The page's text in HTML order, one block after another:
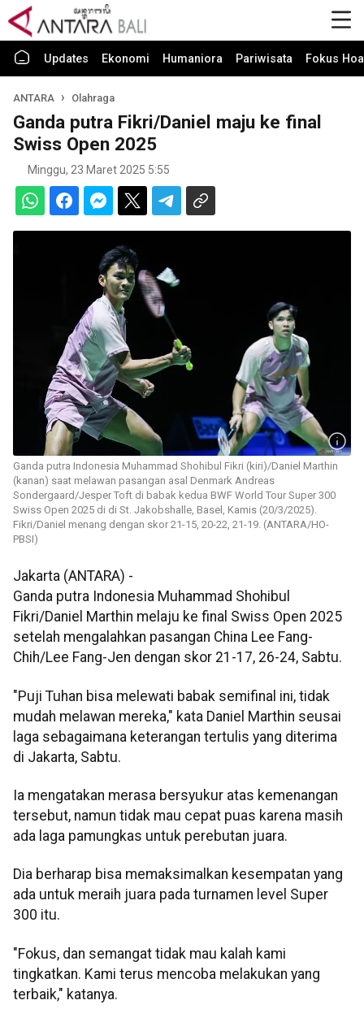
Updates Ekonomi Humaniora Pariwisata Fokus
ANTARA Olahraga
Ganda putra Fikri/Daniel maju ke final
Swiss Open 2025
Minggu, 23 Maret 2025 5:55
Ganda putra Indonesia Muhammad Shohibul Fikri (kiri)/Daniel Marthin
(kanan) saat melawan pasangan asal Denmark Andreas
Sondergaard/Jesper Toft di babak kedua BWF World Tour Super 300
Swiss Open 2025 di di St. Jakobshalle, Basel, Kamis (20/3/2025).
Fikri/Daniel menang dengan skor 21-15, 20-22, 21-19. (ANTARA/HO-
PBSI)
Jakarta (ANTARA) -
Ganda putra Indonesia Muhammad Shohibul
Fikri/Daniel Marthin melaju ke final Swiss Open 2025
setelah mengalahkan pasangan China Lee Fang-
Chih/Lee Fang-Jen dengan skor 21-17, 26-24, Sabtu.
"Puji Tuhan bisa melewati babak semifinal ini, tidak
mudah melawan mereka," kata Daniel Marthin seusai
laga sebagaimana keterangan tertulis yang diterima
di Jakarta, Sabtu.
Ia mengatakan merasa bersyukur atas kemenangan
tersebut, namun tidak mau cepat puas karena masih
ada laga pamungkas untuk perebutan juara.
Dia berharap bisa memaksimalkan kesempatan yang
ada untuk meraih juara pada turnamen level Super
300 itu.
"Fokus, dan semangat tidak mau kalah kami
tingkatkan. Kami terus mencoba melakukan yang
terbaik," katanya.